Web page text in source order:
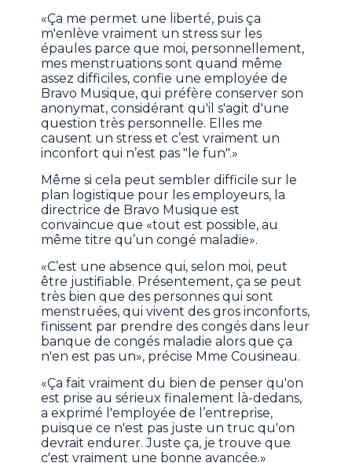
«Ça me permet une liberté, puis ça
m'enlève vraiment un stress sur les
épaules parce que moi, personnellement,
mes menstruations sont quand même
assez difficiles, confie une employée de
Bravo Musique, qui préfère conserver son
anonymat, considérant qu'il s'agit d'une
question très personnelle. Elles me
causent un stress et c’est vraiment un
inconfort qui n’est pas "le fun".»
Même si cela peut sembler difficile sur le
plan logistique pour les employeurs, la
directrice de Bravo Musique est
convaincue que «tout est possible, au
même titre qu’un congé maladie».
«C’est une absence qui, selon moi, peut
être justifiable. Présentement, ça se peut
très bien que des personnes qui sont
menstruées, qui vivent des gros inconforts,
finissent par prendre des congés dans leur
banque de congés maladie alors que ça
n'en est pas un», précise Mme Cousineau.
«Ça fait vraiment du bien de penser qu'on
est prise au sérieux finalement là-dedans,
a exprimé l'employée de l’entreprise,
puisque ce n'est pas juste un truc qu'on
devrait endurer. Juste ça, je trouve que
c'est vraiment une bonne avancée.»